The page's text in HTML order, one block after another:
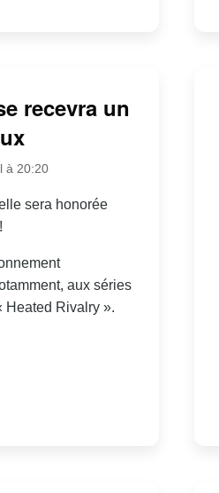
recevra un
à 20:20
sera honorée
aux séries
Heated Rivalry ».